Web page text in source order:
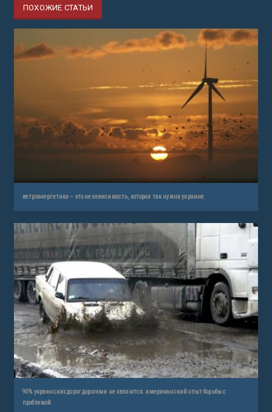
ПОХОЖИЕ СТАТЬИ
ветроэнергетика – это независимость, которая так нужна украине
90% украинских дорог дорогами не являются. американский опыт борьбы с
проблемой